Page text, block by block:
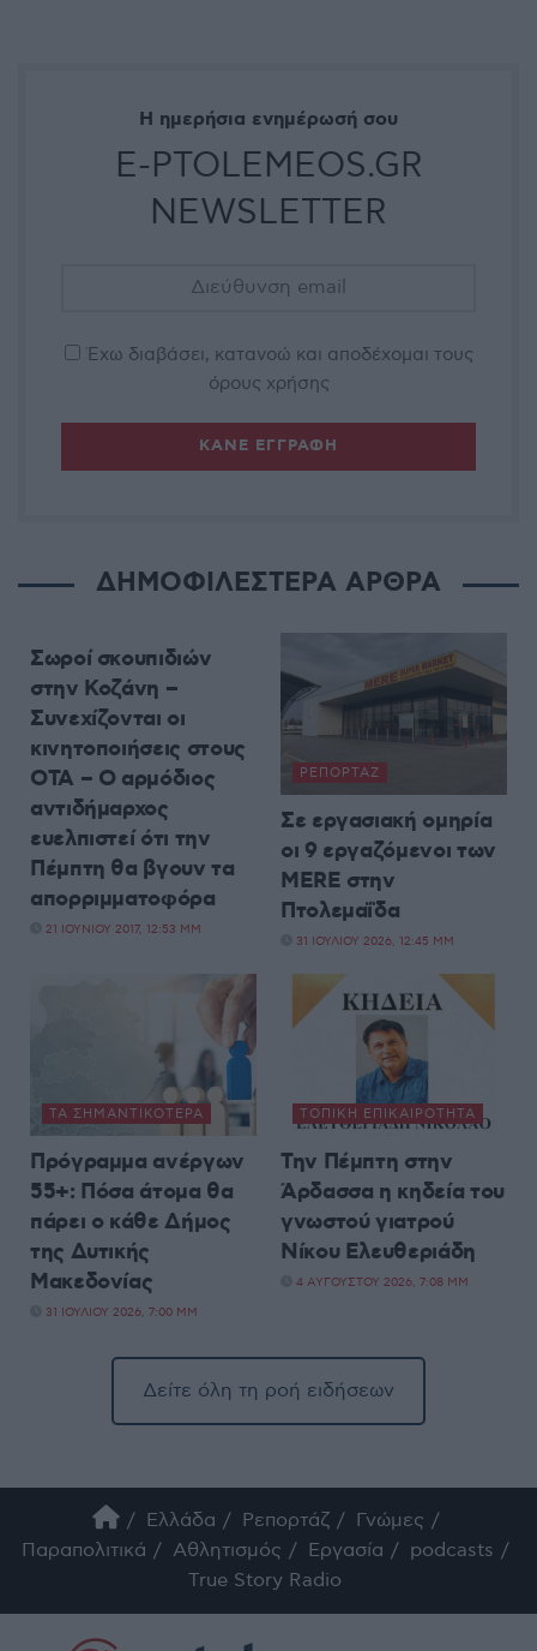
Η ημερήσια ενημέρωσή σου
E-PTOLEMEOS.GR
NEWSLETTER
Έχω διαβάσει, κατανοώ και αποδέχομαι τους
όρους χρήσης
ΔΗΜΟΦΙΛΕΣΤΕΡΑ ΑΡΘΡΑ
Σωροί σκουπιδιών
στην Κοζάνη –
Συνεχίζονται οι
κινητοποιήσεις στους
ΟΤΑ – Ο αρμόδιος
αντιδήμαρχος
ευελπιστεί ότι την
Πέμπτη θα βγουν τα
απορριμματοφόρα
21 ΙΟΥΝΊΟΥ 2017, 12:53 ΜΜ
ΡΕΠΟΡΤΆΖ
Σε εργασιακή ομηρία
οι 9 εργαζόμενοι των
MERE στην
Πτολεμαΐδα
31 ΙΟΥΛΊΟΥ 2026, 12:45 ΜΜ
ΤΑ ΣΗΜΑΝΤΙΚΟΤΕΡΑ
Πρόγραμμα ανέργων
55+: Πόσα άτομα θα
πάρει ο κάθε Δήμος
της Δυτικής
Μακεδονίας
31 ΙΟΥΛΊΟΥ 2026, 7:00 ΜΜ
ΤΟΠΙΚΉ ΕΠΙΚΑΙΡΌΤΗΤΑ
Την Πέμπτη στην
Άρδασσα η κηδεία του
γνωστού γιατρού
Νίκου Ελευθεριάδη
4 ΑΥΓΟΎΣΤΟΥ 2026, 7:08 ΜΜ
Δείτε όλη τη ροή ειδήσεων
Ελλάδα Ρεπορτάζ
Γνώμες
Παραπολιτικά
Αθλητισμός Εργασία
podcasts
True Story Radio